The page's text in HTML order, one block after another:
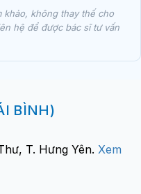
khảo, không thay thế cho
hệ để được bác sĩ tư vấn
BÌNH)
T. Hưng Yên. Xem